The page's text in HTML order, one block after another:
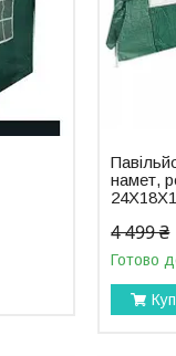
намет,
4 499 ₴
Готово